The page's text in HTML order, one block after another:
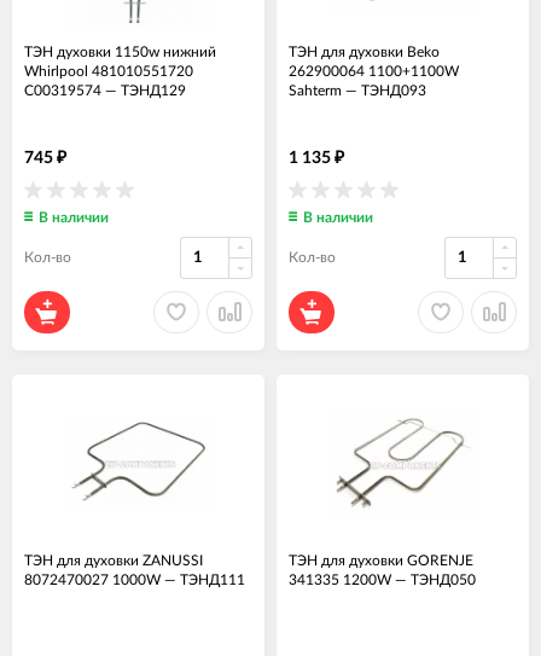
ТЭН духовки 1150w нижний
Whirlpool 481010551720
C00319574 — ТЭНД129
745 ₽
В наличии
Кол-во
ТЭН для духовки Beko
262900064 1100+1100W
Sahterm — ТЭНД093
1 135 ₽
В наличии
Кол-во
ТЭН для духовки ZANUSSI
8072470027 1000W — ТЭНД111
ТЭН для духовки GORENJE
341335 1200W — ТЭНД050